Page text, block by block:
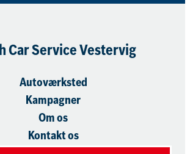
Car Service Vestervig
Autoværksted
Kampagner
Om os
Kontakt os